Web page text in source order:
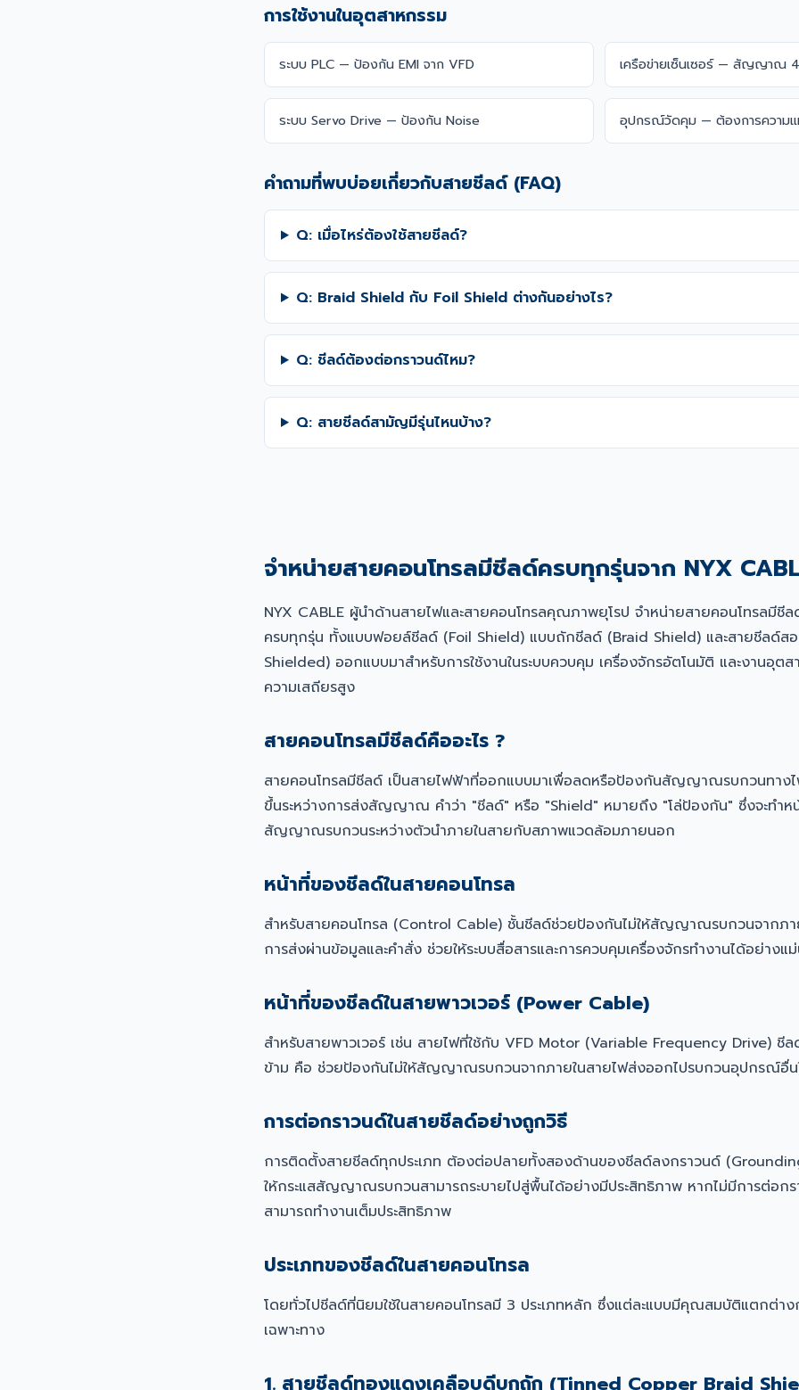
การใช้งานในอุตสาหกรรม
ระบบ PLC — ป้องกัน EMI จาก VFD เครือข่ายเซ็นเซอร์ — สัญญาณ
ระบบ Servo Drive — ป้องกัน Noise อุปกรณ์วัดคุม — ต้องการความ
คำถามที่พบบ่อยเกี่ยวกับสายชีลด์ (FAQ)
Q: เมื่อไหร่ต้องใช้สายชีลด์?
Q: Braid Shield กับ Foil Shield ต่างกันอย่างไร?
Q: ชีลด์ต้องต่อกราวนด์ไหม?
Q: สายชีลด์สามัญมีรุ่นไหนบ้าง?
จำหน่ายสายคอนโทรลมีชีลด์ครบทุกรุ่นจาก NYX
NYX CABLE ผู้นำด้านสายไฟและสายคอนโทรลคุณภาพยุโรป จำหน่ายสายคอนโทรลมีชี
ครบทุกรุ่น ทั้งแบบฟอยล์ชีลด์ (Foil Shield) แบบถักชีลด์ (Braid Shield) และสายชีลด์ส
Shielded) ออกแบบมาสำหรับการใช้งานในระบบควบคุม เครื่องจักรอัตโนมัติ และงานอุต
ความเสถียรสูง
สายคอนโทรลมีชีลด์คืออะไร ?
สายคอนโทรลมีชีลด์ เป็นสายไฟฟ้าที่ออกแบบมาเพื่อลดหรือป้องกันสัญญาณรบกวนทางไ
ขึ้นระหว่างการส่งสัญญาณ คำว่า "ชีลด์" หรือ "Shield" หมายถึง "โล่ป้องกัน" ซึ่งจะทำห
สัญญาณรบกวนระหว่างตัวนำภายในสายกับสภาพแวดล้อมภายนอก
หน้าที่ของชีลด์ในสายคอนโทรล
สำหรับสายคอนโทรล (Control Cable) ชั้นชีลด์ช่วยป้องกันไม่ให้สัญญาณรบกวนจากภา
การส่งผ่านข้อมูลและคำสั่ง ช่วยให้ระบบสื่อสารและการควบคุมเครื่องจักรทำงานได้อย่างแ
หน้าที่ของชีลด์ในสายพาวเวอร์ (Power Cable)
สำหรับสายพาวเวอร์ เช่น สายไฟที่ใช้กับ VFD Motor (Variable Frequency Drive) ชีล
ข้าม คือ ช่วยป้องกันไม่ให้สัญญาณรบกวนจากภายในสายไฟส่งออกไปรบกวนอุปกรณ์อื่น
การต่อกราวนด์ในสายชีลด์อย่างถูกวิธี
การติดตั้งสายชีลด์ทุกประเภท ต้องต่อปลายทั้งสองด้านของชีลด์ลงกราวนด์
ให้กระแสสัญญาณรบกวนสามารถระบายไปสู่พื้นได้อย่างมีประสิทธิภาพ หากไม่มีการต่อกร
สามารถทำงานเต็มประสิทธิภาพ
ประเภทของชีลด์ในสายคอนโทรล
โดยทั่วไปชีลด์ที่นิยมใช้ในสายคอนโทรลมี 3 ประเภทหลัก ซึ่งแต่ละแบบมีคุณสมบัติแตกต่าง
เฉพาะทาง
1. สายชีลด์ทองแดงเคลือบดีบุกถัก (Tinned Copper Braid